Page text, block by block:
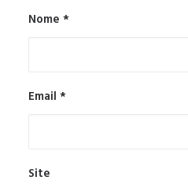
Nome *
Email *
Site